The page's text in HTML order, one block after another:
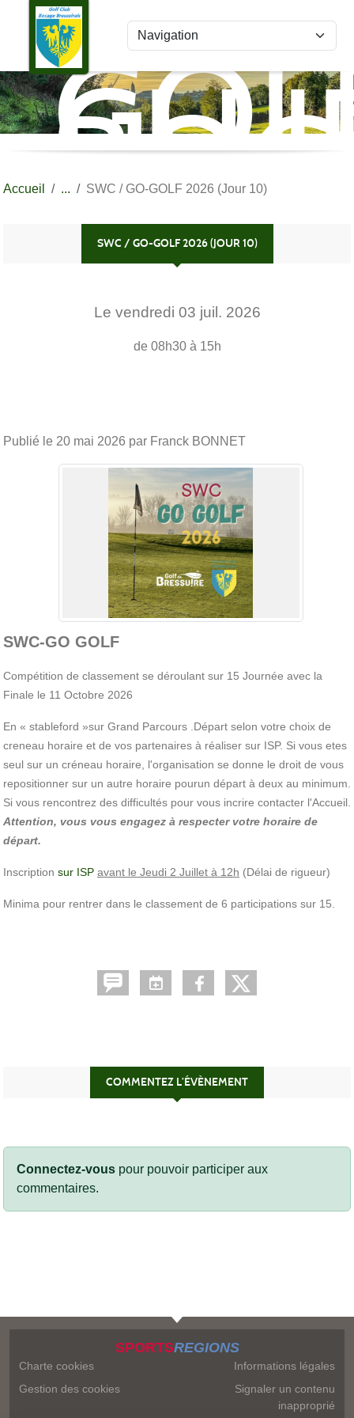
Accueil SWC / GO-GOLF 2026 (Jour 10)
SWC / GO-GOLF 2026 (JOUR 10)
Le vendredi 03 juil. 2026
de 08h30 à 15h
Publié le 20 mai 2026 par Franck BONNET
SWC-GO GOLF
Compétition de classement se déroulant sur 15 Journée avec la
Finale le 11 Octobre 2026
En « stableford »sur Grand Parcours .Départ selon votre choix de
creneau horaire et de vos partenaires à réaliser sur ISP. Si vous etes
seul sur un créneau horaire, l'organisation se donne le droit de vous
repositionner sur un autre horaire pourun départ à deux au minimum.
Si vous rencontrez des difficultés pour vous incrire contacter l'Accueil.
Attention, vous vous engagez à respecter votre horaire de
départ.
Inscription sur ISP avant le Jeudi 2 Juillet à 12h (Délai de rigueur)
Minima pour rentrer dans le classement de 6 participations sur 15.
COMMENTEZ L’ÉVÈNEMENT
Connectez-vous pour pouvoir participer aux
commentaires.
SPORTSREGIONS
Charte cookies
Gestion des cookies
Informations légales
Signaler un contenu
inapproprié
Panneau de gestion des cookies